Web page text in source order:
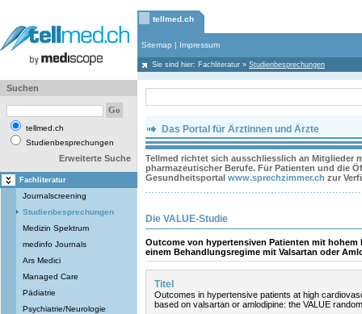
tellmed.ch
Sitemap | Impressum
Sie sind hier: Fachliteratur » Studienbesprechungen
Suchen
tellmed.ch
Studienbesprechungen
Erweiterte Suche
Fachliteratur
Journalscreening
Studienbesprechungen
Medizin Spektrum
medinfo Journals
Ars Medici
Managed Care
Pädiatrie
Psychiatrie/Neurologie
Das Portal für Ärztinnen und Ärzte
Tellmed richtet sich ausschliesslich an Mitglieder
pharmazeutischer Berufe. Für Patienten und die
Gesundheitsportal www.sprechzimmer.ch zur
Die VALUE-Studie
Outcome von hypertensiven Patienten mit hohem
einem Behandlungsregime mit Valsartan oder
Titel
Outcomes in hypertensive patients at high
based on valsartan or amlodipine: the VALUE